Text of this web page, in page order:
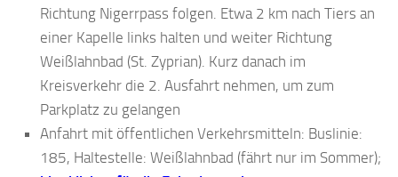
Richtung Nigerrpass folgen. Etwa 2 km nach Tiers an
einer Kapelle links halten und weiter Richtung
Weißlahnbad (St. Zyprian). Kurz danach im
Kreisverkehr die 2. Ausfahrt nehmen, um zum
Parkplatz zu gelangen
Anfahrt mit öffentlichen Verkehrsmitteln: Buslinie:
185, Haltestelle: Weißlahnbad (fährt nur im Sommer);